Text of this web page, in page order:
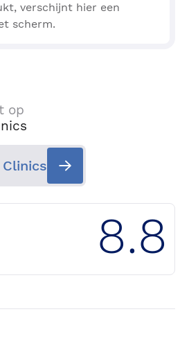
verschijnt hier een
scherm.
op
8.8